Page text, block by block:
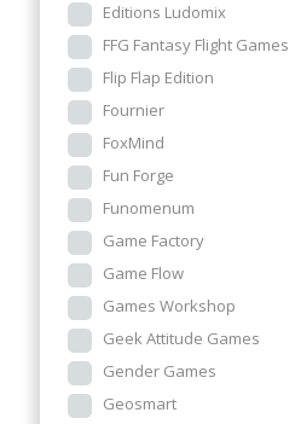
Editions Ludomix
FFG Fantasy Flight Games
Flip Flap Edition
Fournier
FoxMind
Fun Forge
Funomenum
Game Factory
Game Flow
Games Workshop
Geek Attitude Games
Gender Games
Geosmart